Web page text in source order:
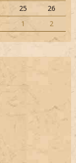
25
26
1 2